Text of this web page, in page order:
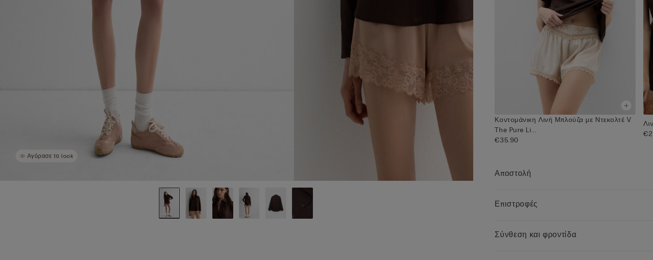
Αγόρασε το look
Κοντομάνικη Λινή Μπλούζα με Ντεκολτέ V
The Pure Li...
€35.90
Αποστολή
Επιστροφές
Σύνθεση και φροντίδα